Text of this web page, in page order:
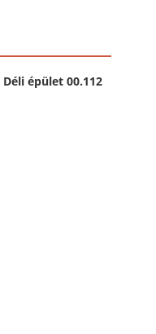
Déli épület 00.112